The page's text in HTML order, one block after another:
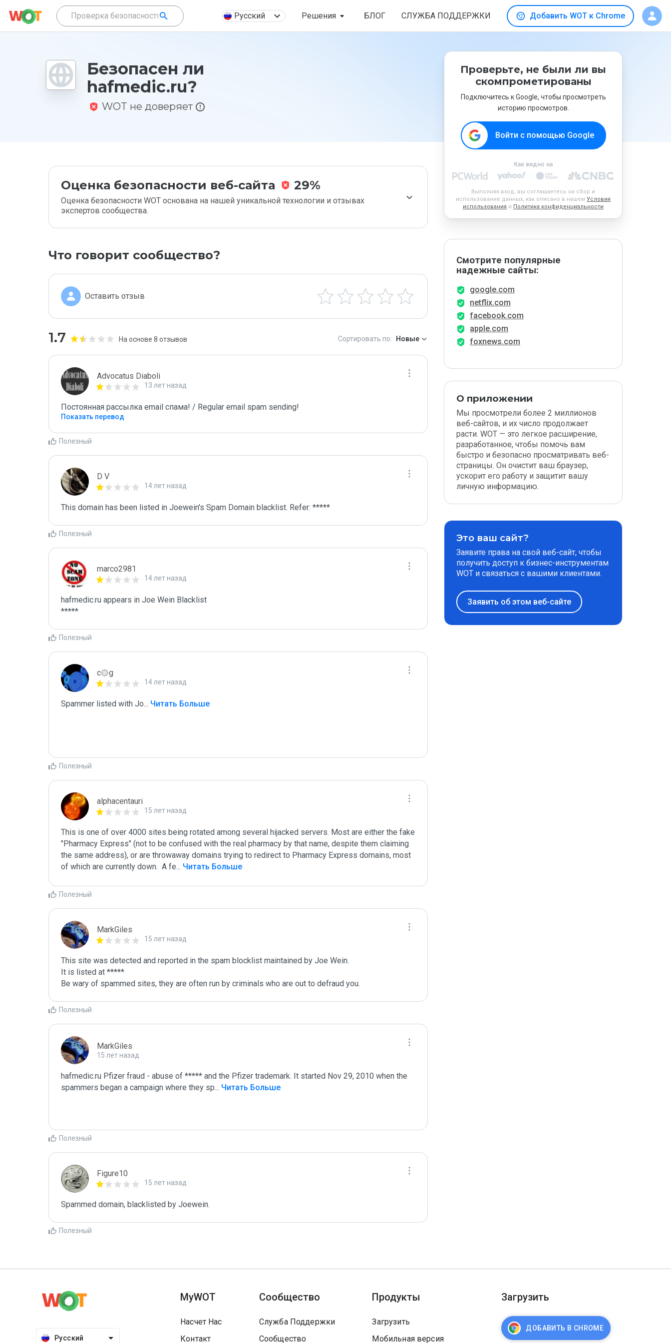
Русский Решения БЛОГ СЛУЖБА ПОДДЕРЖКИ Добавить WOT к Chrome
Безопасен ли
hafmedic.ru?
WOT не доверяет
Оценка безопасности веб-сайта 29%
Оценка безопасности WOT основана на нашей уникальной технологии и отзывах
экспертов сообщества.
Что говорит сообщество?
Оставить отзыв
1.7 На основе 8 отзывов Сортировать по: Новые
Advocatus Diaboli
13 лет назад
Постоянная рассылка email спама! / Regular email spam sending!
Показать перевод
Полезный
D V
14 лет назад
This domain has been listed in Joewein's Spam Domain blacklist. Refer: *****
Полезный
marco2981
14 лет назад
hafmedic.ru appears in Joe Wein Blacklist
*****
Полезный
c۞g
14 лет назад
Spammer listed with Jo... Читать Больше
Полезный
alphacentauri
15 лет назад
This is one of over 4000 sites being rotated among several hijacked servers. Most are either the fake
"Pharmacy Express" (not to be confused with the real pharmacy by that name, despite them claiming
the same address), or are throwaway domains trying to redirect to Pharmacy Express domains, most
of which are currently down.  A fe... Читать Больше
Полезный
MarkGiles
15 лет назад
This site was detected and reported in the spam blocklist maintained by Joe Wein.
It is listed at *****
Be wary of spammed sites, they are often run by criminals who are out to defraud you.
Полезный
MarkGiles
15 лет назад
hafmedic.ru Pfizer fraud - abuse of ***** and the Pfizer trademark. It started Nov 29, 2010 when the
spammers began a campaign where they sp... Читать Больше
Полезный
Figure10
15 лет назад
Spammed domain, blacklisted by Joewein.
Полезный
Проверьте, не были ли вы
скомпрометированы
Подключитесь к Google, чтобы просмотреть
историю просмотров.
Войти с помощью Google
Как видно на
Выполняя вход, вы соглашаетесь на сбор и
использование данных, как описано в нашем Условия
использования и Политика конфиденциальности
Смотрите популярные
надежные сайты:
google.com
netflix.com
facebook.com
apple.com
foxnews.com
О приложении
Мы просмотрели более 2 миллионов
веб-сайтов, и их число продолжает
расти. WOT — это легкое расширение,
разработанное, чтобы помочь вам
быстро и безопасно просматривать веб-
страницы. Он очистит ваш браузер,
ускорит его работу и защитит вашу
личную информацию.
Это ваш сайт?
Заявите права на свой веб-сайт, чтобы
получить доступ к бизнес-инструментам
WOT и связаться с вашими клиентами.
Заявить об этом веб-сайте
Русский
MyWOT
Насчет Нас
Контакт
Сообщество
Служба Поддержки
Сообщество
Продукты
Загрузить
Мобильная версия
Загрузить
ДОБАВИТЬ В CHROME